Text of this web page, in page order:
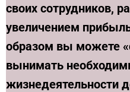
своих сотрудников,
увеличением
образом вы можете
вынимать
жизнедеятельности